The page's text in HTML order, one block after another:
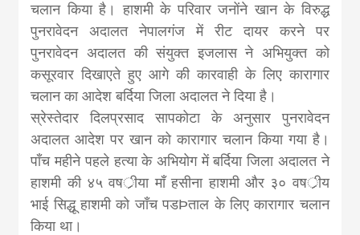
चलान किया है। हाशमी के परिवार जनोंने खान के विरुद्ध
पुनरावेदन अदालत नेपालगंज में रीट दायर करने पर
पुनरावेदन अदालत की संयुक्त इजलास ने अभियुक्त को
कसूरवार दिखाएते हुए आगे की कारवाही के लिए कारागार
चलान का आदेश बर्दिया जिला अदालत ने दिया है।
स्रेस्तेदार दिलप्रसाद सापकोटा के अनुसार पुनरावेदन
अदालत आदेश पर खान को कारागार चलान किया गया है।
पाँच महीने पहले हत्या के अभियोग में बर्दिया जिला अदालत ने
हाशमी की ४५ वषर्ीया माँ हसीना हाशमी और ३० वषर्ीय
भाई सिद्धू हाशमी को जाँच पडÞताल के लिए कारागार चलान
किया था।